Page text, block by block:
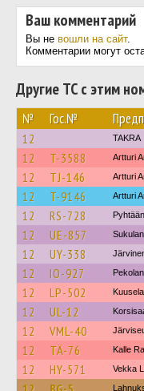
Ваш комментарий
Вы не вошли на сайт.
Комментарии могут
Другие ТС с этим
№ Гос.№
12 TAKRA
12 T-3588 Artturi
12 TJ-146 Artturi
12 T-9146 Artturi
12 RS-728
12 UE-857
12 UY-338
12 IO-927
12 LP-502 Kuusela
12 UL-12
12 VML-40
12 TÄ-76 Kalle
12 HY-571 Vekka